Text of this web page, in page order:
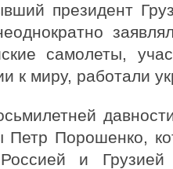
президент
самолеты,
к миру, работали
Петр Порошенко,
и